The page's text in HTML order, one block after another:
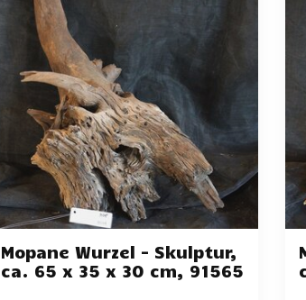
Mopane Wurzel - Skulptur,
ca. 65 x 35 x 30 cm, 91565